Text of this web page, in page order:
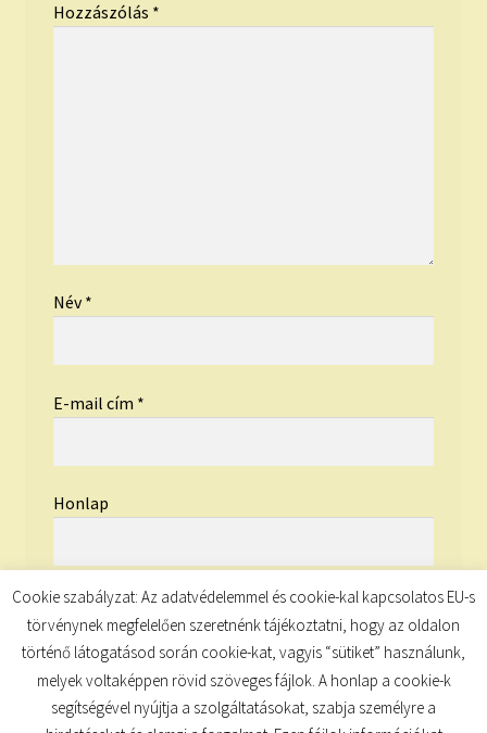
Hozzászólás *
Név*
E-mail cím *
Honlap
Cookie szabályzat: Az adatvédelemmel és cookie-kal kapcsolatos EU-s
törvénynek megfelelően szeretnénk tájékoztatni, hogy az oldalon
történő látogatásod során cookie-kat, vagyis “sütiket” használunk,
melyek voltaképpen rövid szöveges fájlok. A honlap a cookie-k
segítségével nyújtja a szolgáltatásokat, szabja személyre a